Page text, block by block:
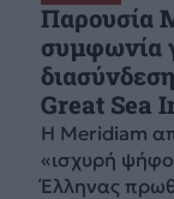
Παρουσία
συμφωνία
Great Sea
Η Meridiam
«ισχυρή
Έλληνας